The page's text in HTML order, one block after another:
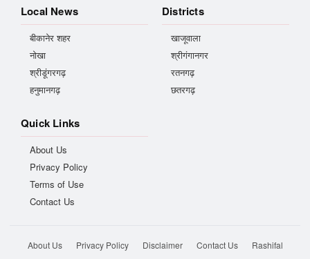
Local News
बीकानेर शहर
नोखा
श्रीडूंगरगढ़
हनुमानगढ़
Districts
खाजूवाला
श्रीगंगानगर
रतनगढ़
छतरगढ़
Quick Links
About Us
Privacy Policy
Terms of Use
Contact Us
About Us Privacy Policy Disclaimer Contact Us
Rashifal